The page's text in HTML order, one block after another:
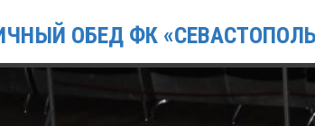
ОБЕД ФК